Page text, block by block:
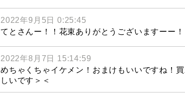
2022年9月5日 0:25:45
てとさんー！！花束ありがとうございますーー
2022年8月7日 15:14:59
めちゃくちゃイケメン！おまけもいいですね！
しいです＞＜